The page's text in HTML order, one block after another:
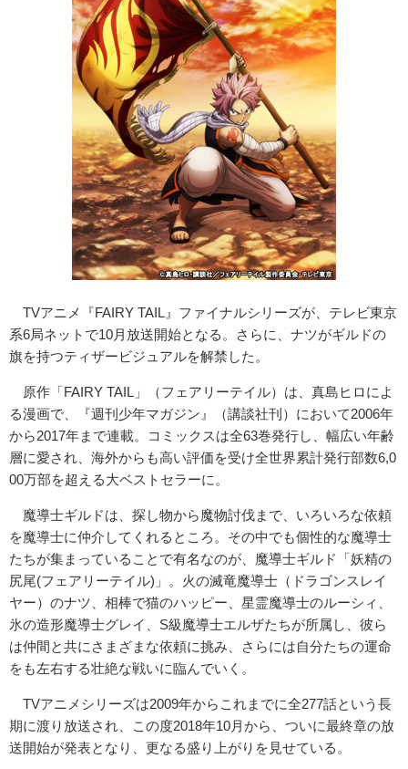
TVアニメ『FAIRY TAIL』ファイナルシリーズが、テレビ東京
系6局ネットで10月放送開始となる。さらに、ナツがギルドの
旗を持つティザービジュアルを解禁した。
原作「FAIRY TAIL」（フェアリーテイル）は、真島ヒロによ
る漫画で、『週刊少年マガジン』（講談社刊）において2006年
から2017年まで連載。コミックスは全63巻発行し、幅広い年齢
層に愛され、海外からも高い評価を受け全世界累計発行部数6,0
00万部を超える大ベストセラーに。
魔導士ギルドは、探し物から魔物討伐まで、いろいろな依頼
を魔導士に仲介してくれるところ。その中でも個性的な魔導士
たちが集まっていることで有名なのが、魔導士ギルド「妖精の
尻尾(フェアリーテイル)」。火の滅竜魔導士（ドラゴンスレイ
ヤー）のナツ、相棒で猫のハッピー、星霊魔導士のルーシィ、
氷の造形魔導士グレイ、S級魔導士エルザたちが所属し、彼ら
は仲間と共にさまざまな依頼に挑み、さらには自分たちの運命
をも左右する壮絶な戦いに臨んでいく。
TVアニメシリーズは2009年からこれまでに全277話という長
期に渡り放送され、この度2018年10月から、ついに最終章の放
送開始が発表となり、更なる盛り上がりを見せている。